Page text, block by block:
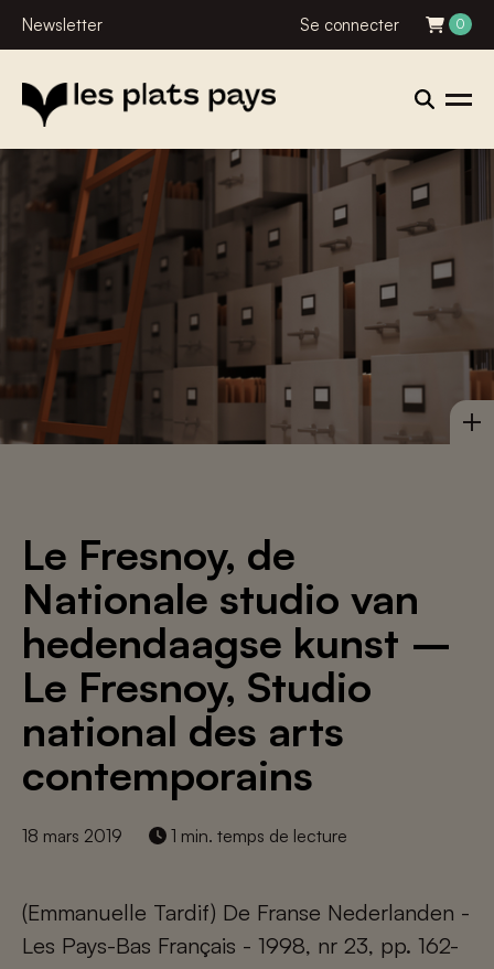
Newsletter Se connecter 0
Le Fresnoy, de
Nationale studio van
hedendaagse kunst –
Le Fresnoy, Studio
national des arts
contemporains
18 mars 2019 1 min. temps de lecture
(Emmanuelle Tardif) De Franse Nederlanden -
Les Pays-Bas Français - 1998, nr 23, pp. 162-